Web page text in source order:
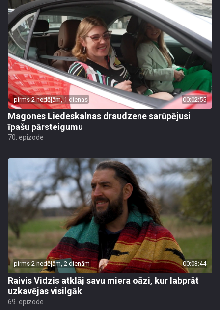
pirms 2 nedēļām, 1 dienas 00:02:55
Magones Liedeskalnas draudzene sarūpējusi
īpašu pārsteigumu
70. epizode
pirms 2 nedēļām, 2 dienām 00:03:44
Raivis Vidzis atklāj savu miera oāzi, kur labprāt
uzkavējas visilgāk
69. epizode